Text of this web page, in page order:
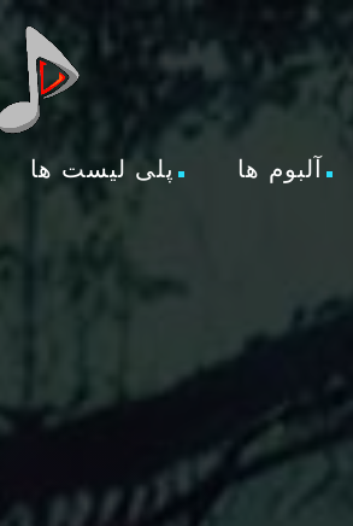
آلبوم ها پلی لیست ها